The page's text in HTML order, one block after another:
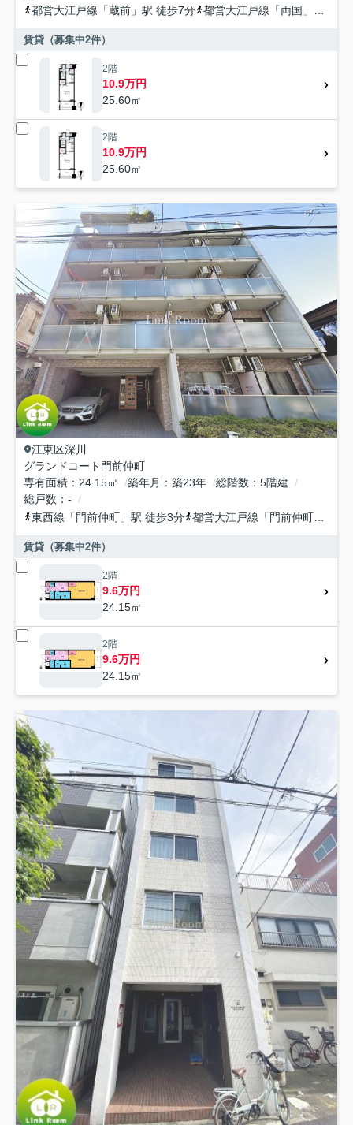
都営大江戸線 「蔵前 」駅 徒歩7分 都営大江戸線 「両国 」駅 徒歩12分
賃貸（募集中2件）
2階
10.9万円
25.60㎡
2階
10.9万円
25.60㎡
江東区深川
グランドコート門前仲町
専有面積
24.15㎡ 築年月 築23年 総階数
5階建
総戸数
-
東西線 「門前仲町 」駅 徒歩3分 都営大江戸線 「門前仲町
賃貸（募集中2件）
2階
9.6万円
24.15㎡
2階
9.6万円
24.15㎡